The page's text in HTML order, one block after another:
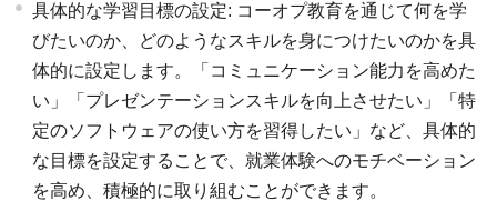
具体的な学習目標の設定: コーオプ教育を通じて何を学
びたいのか、どのようなスキルを身につけたいのかを具
体的に設定します。「コミュニケーション能力を高めた
い」「プレゼンテーションスキルを向上させたい」「特
定のソフトウェアの使い方を習得したい」など、具体的
な目標を設定することで、就業体験へのモチベーション
を高め、積極的に取り組むことができます。